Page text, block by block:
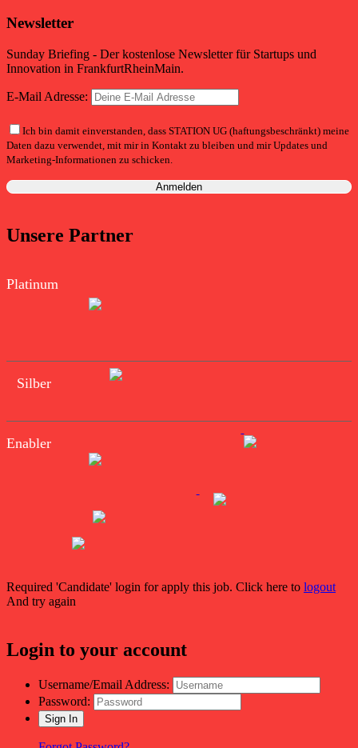
Newsletter
Sunday Briefing - Der kostenlose Newsletter für Startups und
Innovation in FrankfurtRheinMain.
E-Mail Adresse:
Ich bin damit einverstanden, dass STATION UG (haftungsbeschränkt) meine
Daten dazu verwendet, mit mir in Kontakt zu bleiben und mir Updates und
Marketing-Informationen zu schicken.
Unsere Partner
Platinum
Silber
Enabler
Required 'Candidate' login for apply this job. Click here to logout
And try again
Login to your account
Username/Email Address:
Password: